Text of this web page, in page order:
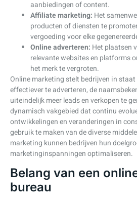
aanbiedingen of content.
Affiliate marketing: Het
producten of diensten te
vergoeding voor elke
Online adverteren: Het plaatsen
relevante websites en platforms
het merk te vergroten.
Online marketing stelt bedrijven in
effectiever te adverteren, de
uiteindelijk meer leads en verkopen te
dynamisch vakgebied dat continu
ontwikkelingen en veranderingen in
gebruik te maken van de diverse
marketing kunnen bedrijven hun
marketinginspanningen optimaliseren.
Belang van een
bureau